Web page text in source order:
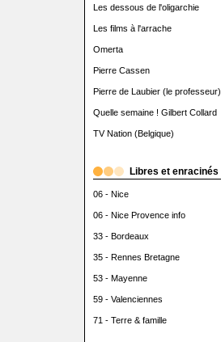
Les dessous de l'oligarchie
Les films à l'arrache
Omerta
Pierre Cassen
Pierre de Laubier (le professeur)
Quelle semaine ! Gilbert Collard
TV Nation (Belgique)
Libres et enracinés
06 - Nice
06 - Nice Provence info
33 - Bordeaux
35 - Rennes Bretagne
53 - Mayenne
59 - Valenciennes
71 - Terre & famille